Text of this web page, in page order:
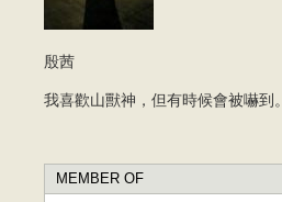
殷茜
我喜歡山獸神，但有時候會被嚇到。
MEMBER OF